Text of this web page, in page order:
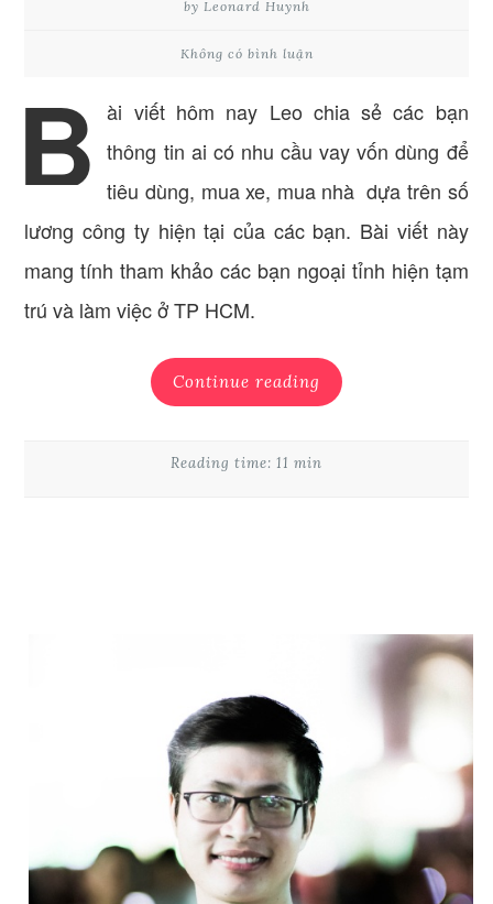
by Leonard Huynh
Không có bình luận
B ài viết hôm nay Leo chia sẻ các bạn
thông tin ai có nhu cầu vay vốn dùng để
tiêu dùng, mua xe, mua nhà dựa trên số
lương công ty hiện tại của các bạn. Bài viết này
mang tính tham khảo các bạn ngoại tỉnh hiện tạm
trú và làm việc ở TP HCM.
Continue reading
Reading time: 11 min